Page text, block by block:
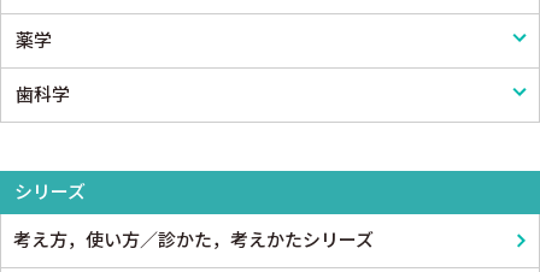
小児外科
形成外科
スポーツ医学
産婦人科
医療統計
論文・医学情報
看護
看護教科書
薬学
薬学
歯科学
シリーズ
考え方，使い方／診かた，考えかたシリーズ